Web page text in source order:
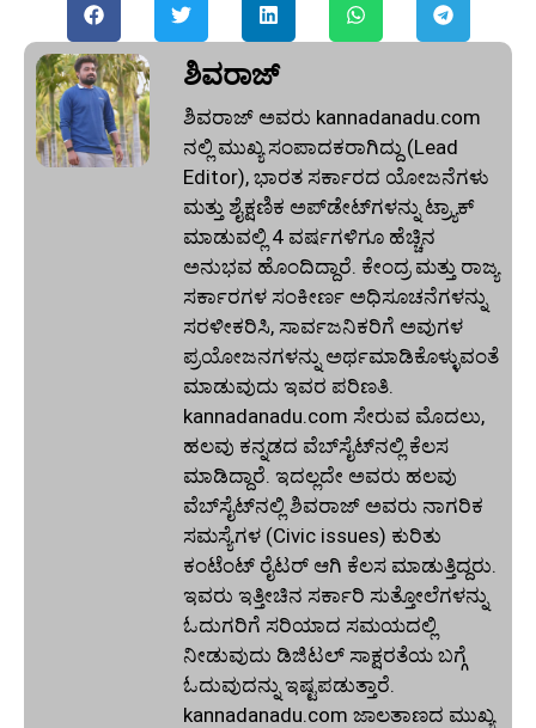
ಶಿವರಾಜ್
ಶಿವರಾಜ್ ಅವರು kannadanadu.com
ನಲ್ಲಿ ಮುಖ್ಯ ಸಂಪಾದಕರಾಗಿದ್ದು (Lead
Editor), ಭಾರತ ಸರ್ಕಾರದ ಯೋಜನೆಗಳು
ಮತ್ತು ಶೈಕ್ಷಣಿಕ ಅಪ್‌ಡೇಟ್‌ಗಳನ್ನು ಟ್ರ್ಯಾಕ್
ಮಾಡುವಲ್ಲಿ 4 ವರ್ಷಗಳಿಗೂ ಹೆಚ್ಚಿನ
ಅನುಭವ ಹೊಂದಿದ್ದಾರೆ. ಕೇಂದ್ರ ಮತ್ತು ರಾಜ್ಯ
ಸರ್ಕಾರಗಳ ಸಂಕೀರ್ಣ ಅಧಿಸೂಚನೆಗಳನ್ನು
ಸರಳೀಕರಿಸಿ, ಸಾರ್ವಜನಿಕರಿಗೆ ಅವುಗಳ
ಪ್ರಯೋಜನಗಳನ್ನು ಅರ್ಥಮಾಡಿಕೊಳ್ಳುವಂತೆ
ಮಾಡುವುದು ಇವರ ಪರಿಣತಿ.
kannadanadu.com ಸೇರುವ ಮೊದಲು,
ಹಲವು ಕನ್ನಡದ ವೆಬ್‌ಸೈಟ್‌ನಲ್ಲಿ ಕೆಲಸ
ಮಾಡಿದ್ದಾರೆ. ಇದಲ್ಲದೇ ಅವರು ಹಲವು
ವೆಬ್‌ಸೈಟ್‌ನಲ್ಲಿ ಶಿವರಾಜ್ ಅವರು ನಾಗರಿಕ
ಸಮಸ್ಯೆಗಳ (Civic issues) ಕುರಿತು
ಕಂಟೆಂಟ್ ರೈಟರ್ ಆಗಿ ಕೆಲಸ ಮಾಡುತ್ತಿದ್ದರು.
ಇವರು ಇತ್ತೀಚಿನ ಸರ್ಕಾರಿ ಸುತ್ತೋಲೆಗಳನ್ನು
ಓದುಗರಿಗೆ ಸರಿಯಾದ ಸಮಯದಲ್ಲಿ
ನೀಡುವುದು ಡಿಜಿಟಲ್ ಸಾಕ್ಷರತೆಯ ಬಗ್ಗೆ
ಓದುವುದನ್ನು ಇಷ್ಟಪಡುತ್ತಾರೆ.
kannadanadu.com ಜಾಲತಾಣದ ಮುಖ್ಯ